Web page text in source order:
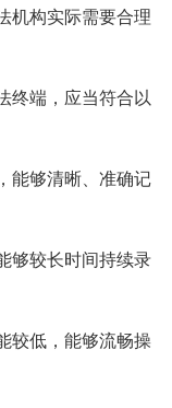
机构实际需要合理
终端，应当符合以
能够清晰、准确记
够较长时间持续录
较低，能够流畅操